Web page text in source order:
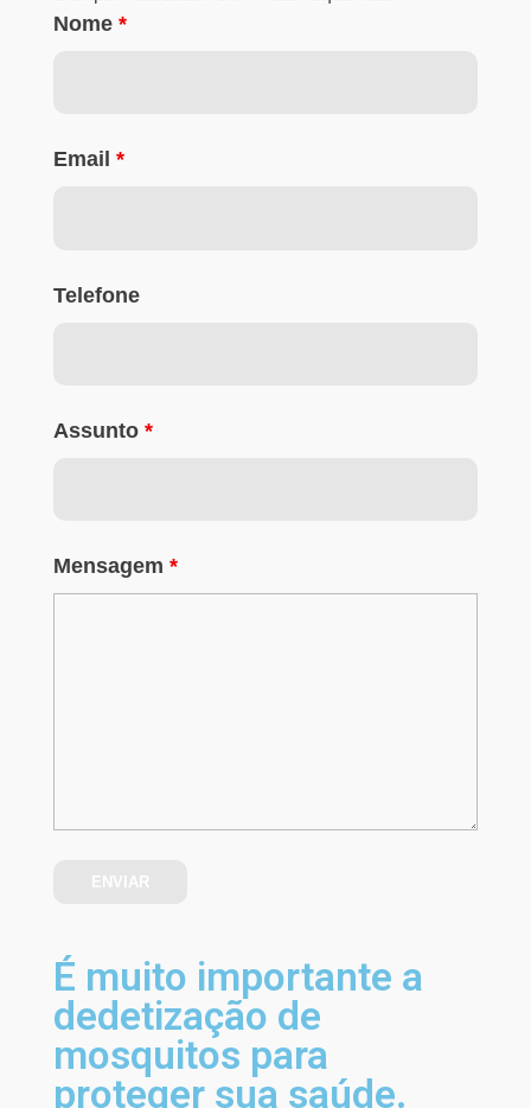
Nome *
Email *
Telefone
Assunto *
Mensagem *
É muito importante a
dedetização de
mosquitos para
proteger sua saúde.